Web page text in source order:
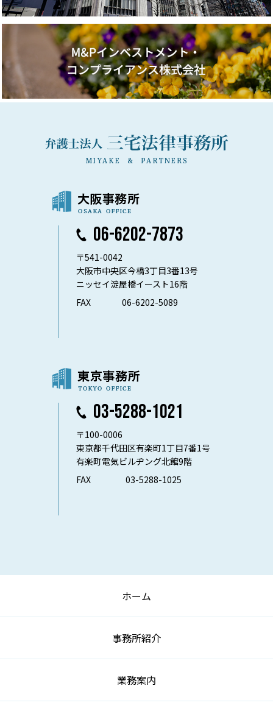
06-6202-7873
〒541-0042
大阪市中央区今橋3丁目3番13号
ニッセイ淀屋橋イースト16階
FAX
06-6202-5089
03-5288-1021
〒100-0006
東京都千代田区有楽町1丁目7番1号
有楽町電気ビルヂング北館9階
FAX
03-5288-1025
ホーム
事務所紹介
業務案内